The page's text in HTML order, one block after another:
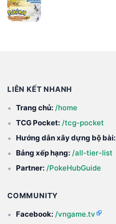
LIÊN KẾT NHANH
Trang chủ: /home
TCG Pocket: /tcg-pocket
Hướng dẫn xây dựng bộ bài:
Bảng xếp hạng: /all-tier-list
Partner: /PokeHubGuide
COMMUNITY
Facebook: /vngame.tv